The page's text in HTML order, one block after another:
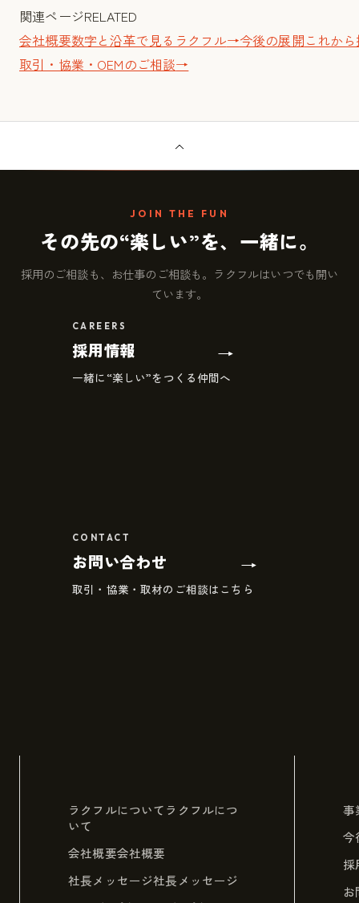
関連ページRELATED
会社概要数字と沿革で見るラクフル→今後の展開これか
取引・協業・OEMのご相談→
JOIN THE FUN
その先の“楽しい”を、一緒に。
採用のご相談も、お仕事のご相談も。ラクフルはいつでも開い
ています。
採用情報
一緒に“楽しい”をつくる仲間へ
お問い合わせ
取引・協業・取材のご相談はこちら
ラクフルについてラクフルにつ
いて
会社概要会社概要
社長メッセージ社長メッセージ
事
今
採